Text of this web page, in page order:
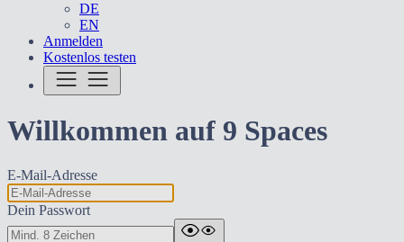
DE
EN
Anmelden
Kostenlos testen
Willkommen auf 9 Spaces
E-Mail-Adresse
Dein Passwort